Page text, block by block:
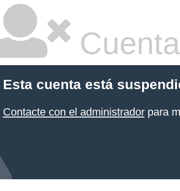
Esta cuenta está
Contacte con el administradorpara